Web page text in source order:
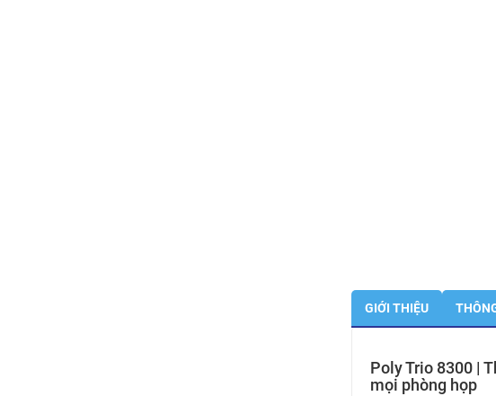
GIỚI THIỆU
Poly Trio 8300 |
mọi phòng họp